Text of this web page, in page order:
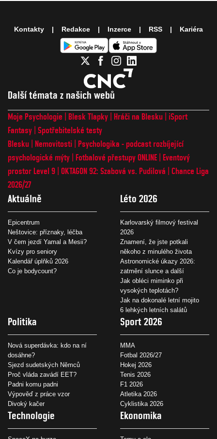
Další témata z našich webů
Moje Psychologie Blesk Tlapky Hráči na Blesku
iSport
Fantasy Spotřebitelské testy
Blesku
Nemovitosti
Psychologika - podcast rozbíjející
psychologické mýty
Fotbalové přestupy ONLINE
Eventový
prostor Level 9 OKTAGON 92: Szabová vs. Pudilová
Chance Liga
2026/27
Aktuálně
Epicentrum
Neštovice: příznaky, léčba
V čem jezdí Yamal a Mesii?
Kvízy pro seniory
Kalendář úplňků 2026
Co je bodycount?
Léto 2026
Karlovarský filmový festival
2026
Znamení, že jste potkali
někoho z minulého života
Astronomické úkazy 2026:
zatmění slunce a další
Jak obléci miminko při
vysokých teplotách?
Jak na dokonalé letní mojito
6 lehkých letních salátů
Politika
Nová superdávka: kdo na ní
dosáhne?
Sjezd sudetských Němců
Proč vláda zavádí EET?
Padni komu padni
Výpověď z práce vzor
Divoký kačer
Sport 2026
MMA
Fotbal 2026/27
Hokej 2026
Tenis 2026
F1 2026
Atletika 2026
Cyklistika 2026
Technologie Ekonomika
Kontakty Redakce Inzerce RSS Kariéra